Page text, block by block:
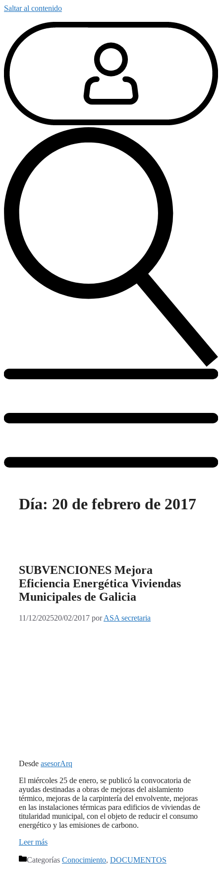
Saltar al contenido
Día: 20 de febrero de 2017
SUBVENCIONES Mejora
Eficiencia Energética Viviendas
Municipales de Galicia
11/12/202520/02/2017 porASA secretaria
Desde asesorArq
El miércoles 25 de enero, se publicó la convocatoria de
ayudas destinadas a obras de mejoras del aislamiento
térmico, mejoras de la carpintería del envolvente, mejoras
en las instalaciones térmicas para edificios de viviendas de
titularidad municipal, con el objeto de reducir el consumo
energético y las emisiones de carbono.
Leer más
Categorías Conocimiento, DOCUMENTOS